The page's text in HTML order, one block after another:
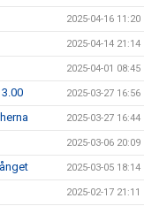
2025-04-16 11:20
2025-04-14 21:14
2025-04-01 08:45
2025-03-27 16:56
2025-03-27 16:44
2025-03-06 20:09
2025-03-05 18:14
2025-02-17 21:11